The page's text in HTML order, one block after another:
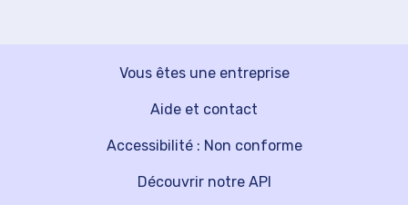
Vous êtes une entreprise
Découvrir notre API
Aide et contact
Accessibilité : Non conforme